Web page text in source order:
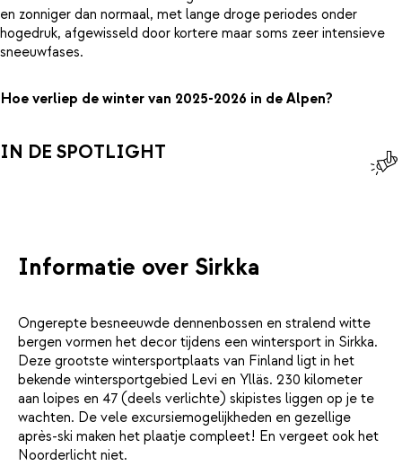
en zonniger dan normaal, met lange droge periodes onder
hogedruk, afgewisseld door kortere maar soms zeer intensieve
sneeuwfases.
Hoe verliep de winter van 2025-2026 in de Alpen?
IN DE SPOTLIGHT
Informatie over Sirkka
Ongerepte besneeuwde dennenbossen en stralend witte
bergen vormen het decor tijdens een wintersport in Sirkka.
Deze grootste wintersportplaats van Finland ligt in het
bekende wintersportgebied Levi en Ylläs. 230 kilometer
aan loipes en 47 (deels verlichte) skipistes liggen op je te
wachten. De vele excursiemogelijkheden en gezellige
après-ski maken het plaatje compleet! En vergeet ook het
Noorderlicht niet.